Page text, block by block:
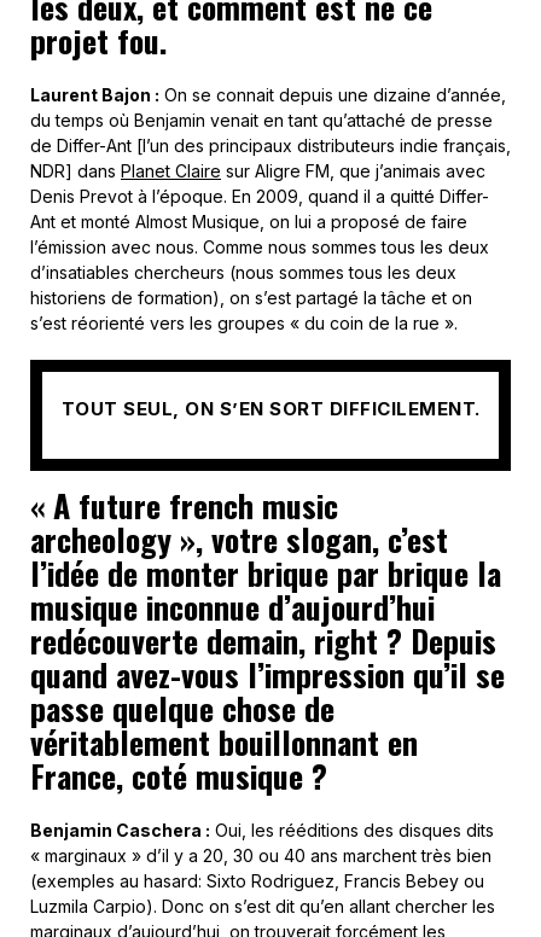
projet fou.
Laurent Bajon : On se connait depuis une dizaine d’année,
du temps où Benjamin venait en tant qu’attaché de presse
de Differ-Ant [l’un des principaux distributeurs indie français,
NDR] dans Planet Claire sur Aligre FM, que j’animais avec
Denis Prevot à l’époque. En 2009, quand il a quitté Differ-
Ant et monté Almost Musique, on lui a proposé de faire
l’émission avec nous. Comme nous sommes tous les deux
d’insatiables chercheurs (nous sommes tous les deux
historiens de formation), on s’est partagé la tâche et on
s’est réorienté vers les groupes « du coin de la rue ».
TOUT SEUL, ON S’EN SORT DIFFICILEMENT.
« A future french music
archeology », votre slogan, c’est
l’idée de monter brique par brique la
musique inconnue d’aujourd’hui
redécouverte demain, right ? Depuis
quand avez-vous l’impression qu’il se
passe quelque chose de
véritablement bouillonnant en
France, coté musique ?
Benjamin Caschera : Oui, les rééditions des disques dits
« marginaux » d’il y a 20, 30 ou 40 ans marchent très bien
(exemples au hasard: Sixto Rodriguez, Francis Bebey ou
Luzmila Carpio). Donc on s’est dit qu’en allant chercher les
marginaux d’aujourd’hui, on trouverait forcément les